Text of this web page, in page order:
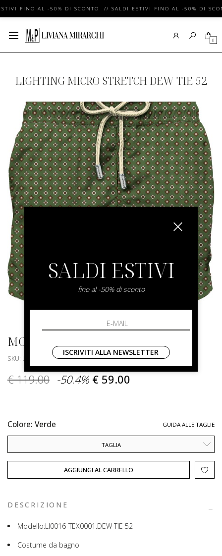
FINO AL -50% DI SCONTO // SALDI ESTIVI FINO AL -50% DI
0
LIGHTING MICRO STRETCH DEW TIE 52
MC2 SAINT BARTH
SKU: LIG0016-TEX0001.DEW TIE 52
€ 119.00 -50.4% € 59.00
Colore: Verde GUIDA ALLE TAGLIE
TAGLIA
AGGIUNGI AL CARRELLO
DESCRIZIONE
Modello:LI0016-TEX0001.DEW TIE 52
Costume da bagno
SALDI ESTIVI
fino al -50% di sconto
ISCRIVITI ALLA NEWSLETTER